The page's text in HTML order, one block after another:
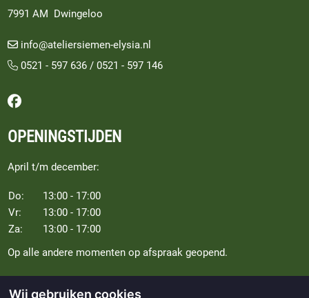
Wij gebruiken cookies
7991 AM Dwingeloo
info@ateliersiemen-elysia.nl
0521 - 597 636 /0521 - 597 146
Volg ons op Facebook
OPENINGSTIJDEN
April t/m december:
Do:
13:00 - 17:00
Vr:
13:00 - 17:00
Za:
13:00 - 17:00
Op alle andere momenten op afspraak geopend.